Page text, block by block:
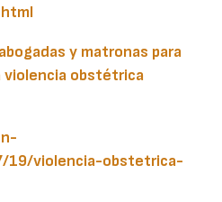
y matronas para
violencia obstétrica
19/violencia-obstetrica-